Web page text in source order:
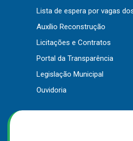
Lista de espera por vagas
Auxílio Reconstrução
Licitações e Contratos
Portal da Transparência
Legislação Municipal
Ouvidoria